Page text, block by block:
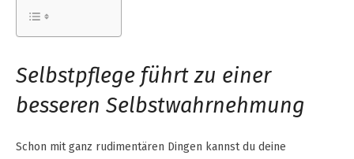
Selbstpflege führt zu einer
besseren Selbstwahrnehmung
Schon mit ganz rudimentären Dingen kannst du deine